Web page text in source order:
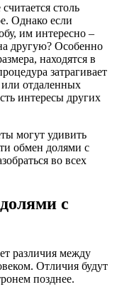
столь
Однако если
им интересно –
другую? Особенно
находятся в
затрагивает
или отдаленных
интересы других
могут удивить
обмен долями с
во всех
с
различия между
Отличия будут
позднее.